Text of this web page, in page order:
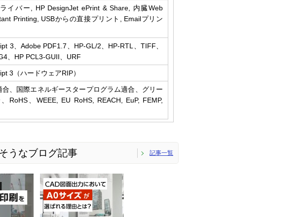
イバー, HP DesignJet ePrint & Share, 内臓Web
Printing, USBからの直接プリント, Emailプリン
3、Adobe PDF1.7、HP-GL/2、HP-RTL、TIFF、
、HP PCL3-GUII、URF
3（ハードウェアRIP）
合、国際エネルギースタープログラム適合、グリー
RoHS、WEEE, EU RoHS, REACH, EuP, FEMP,
うなブログ記事 記事一覧